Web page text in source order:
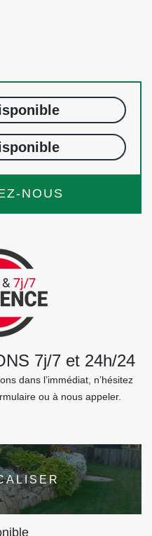
NOUS
7j/7 et 24h/24
dans l’immédiat, n’hésitez
ou à nous appeler.